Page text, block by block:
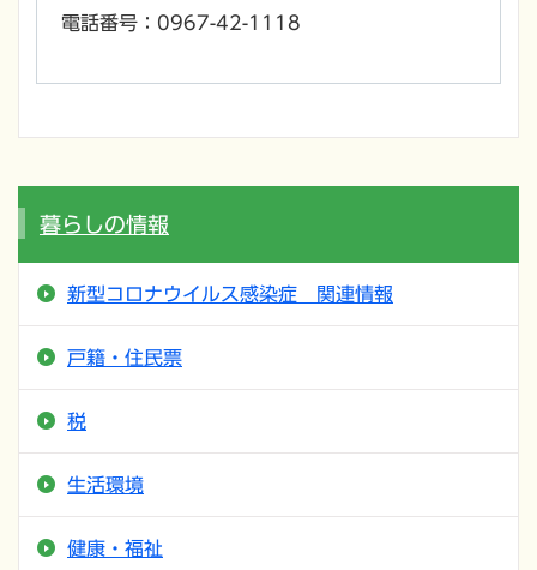
電話番号：0967-42-1118
暮らしの情報
新型コロナウイルス感染症 関連情報
戸籍・住民票
税
生活環境
健康・福祉